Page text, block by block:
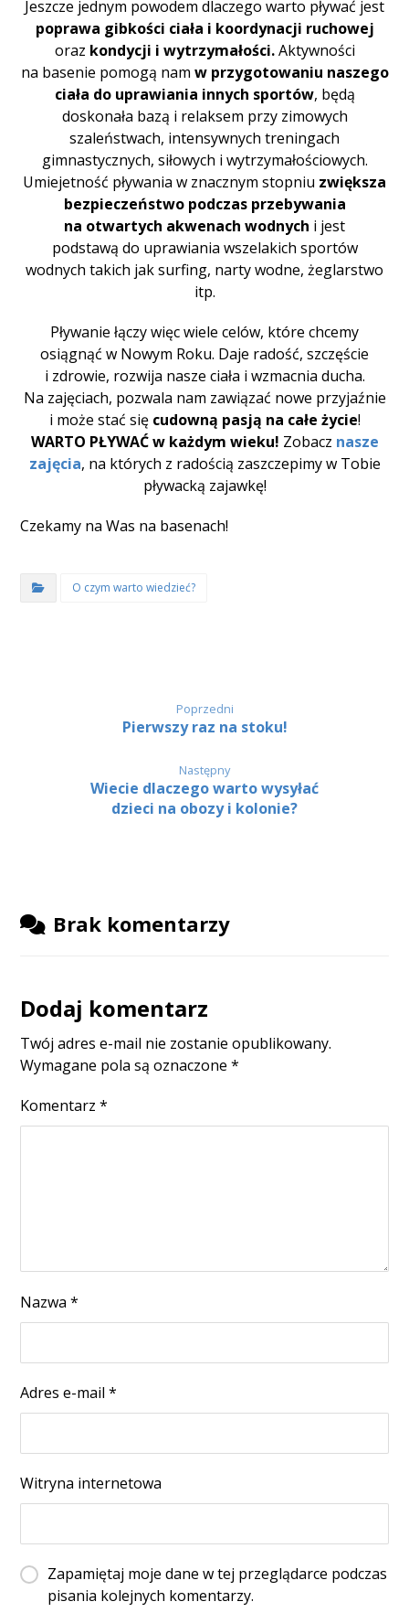
Jeszcze jednym powodem dlaczego warto pływać jest
poprawa gibkości ciała i koordynacji ruchowej
oraz kondycji i wytrzymałości.Aktywności
na basenie pomogą nam w przygotowaniu naszego
ciała do uprawiania innych sportów, będą
doskonała bazą i relaksem przy zimowych
szaleństwach, intensywnych treningach
gimnastycznych, siłowych i wytrzymałościowych.
Umiejetność pływania w znacznym stopniu zwiększa
bezpieczeństwo podczas przebywania
na otwartych akwenach wodnych i jest
podstawą do uprawiania wszelakich sportów
wodnych takich jak surfing, narty wodne, żeglarstwo
itp.
Pływanie łączy więc wiele celów, które chcemy
osiągnąć w Nowym Roku. Daje radość, szczęście
i zdrowie, rozwija nasze ciała i wzmacnia ducha.
Na zajęciach, pozwala nam zawiązać nowe przyjaźnie
i może stać się cudowną pasją na całe życie!
WARTO PŁYWAĆ w każdym wieku! Zobacz nasze
zajęcia, na których z radością zaszczepimy w Tobie
pływacką zajawkę!
Czekamy na Was na basenach!
O czym warto wiedzieć?
Poprzedni
Pierwszy raz na stoku!
Następny
Wiecie dlaczego warto wysyłać
dzieci na obozy i kolonie?
Brak komentarzy
Dodaj komentarz
Twój adres e-mail nie zostanie opublikowany.
Wymagane pola są oznaczone*
Komentarz*
Nazwa*
Adres e-mail*
Witryna internetowa
Zapamiętaj moje dane w tej przeglądarce podczas
pisania kolejnych komentarzy.